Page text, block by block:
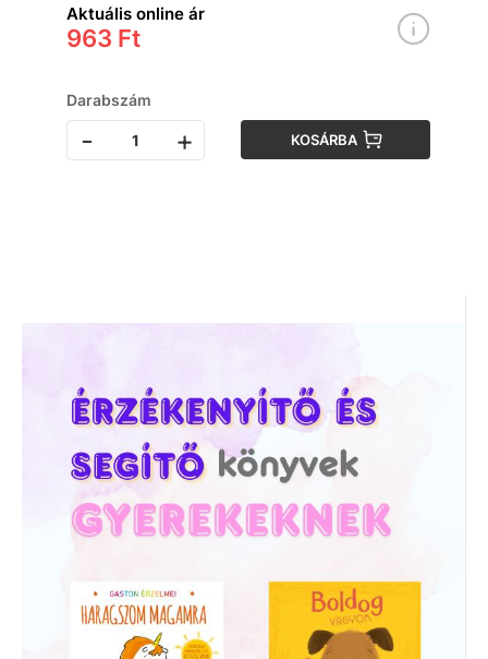
Aktuális online ár
963 Ft
Darabszám
- + KOSÁRBA